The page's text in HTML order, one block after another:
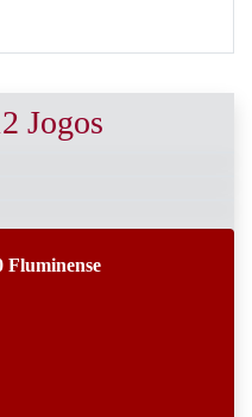
Jogos
Fluminense